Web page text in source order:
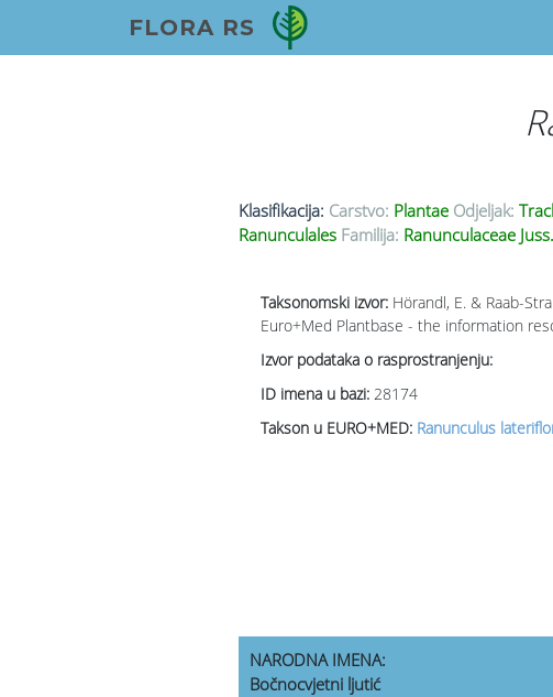
FLORA RS
Klasifikacija: Carstvo: Plantae Odjeljak:
Ranunculales Familija: Ranunculaceae Juss.
Taksonomski izvor: Hörandl, E. & Raab-
Euro+Med Plantbase - the information
Izvor podataka o rasprostranjenju:
ID imena u bazi: 28174
Takson u EURO+MED: Ranunculus
NARODNA IMENA:
Bočnocvjetni ljutić